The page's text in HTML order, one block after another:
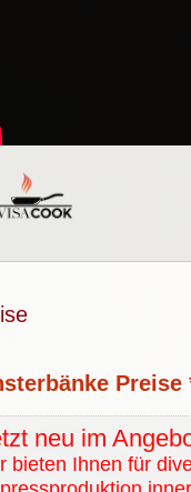
Preise
neu im
bieten Ihnen für